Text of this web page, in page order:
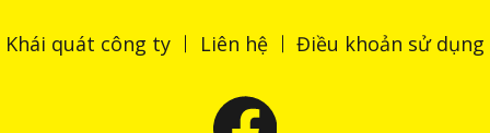
Khái quát công ty Liên hệ Điều khoản sử dụng